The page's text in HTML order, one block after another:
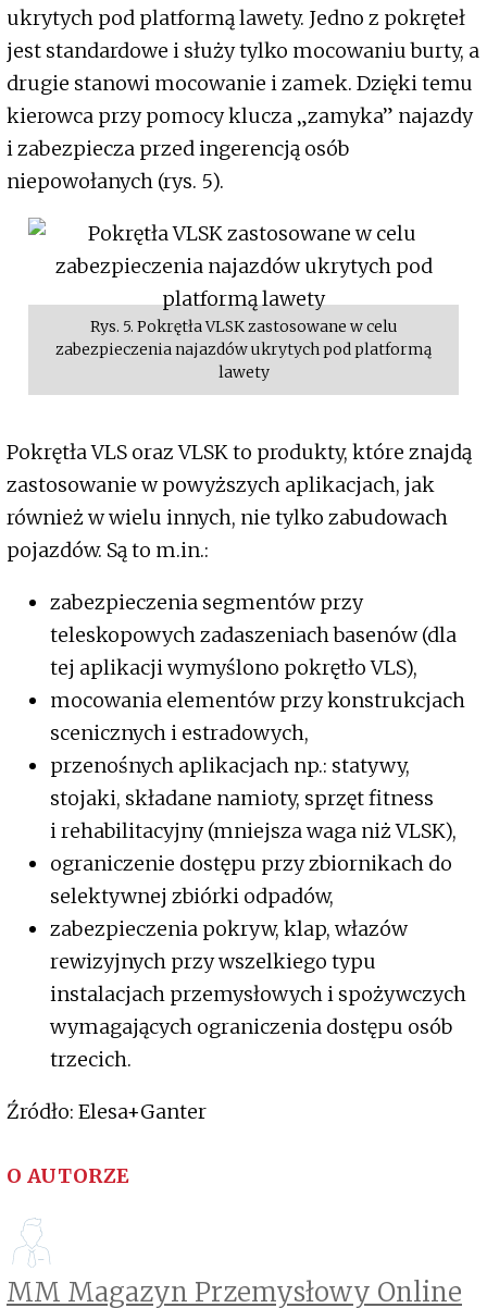
ukrytych pod platformą lawety. Jedno z pokręteł
jest standardowe i służy tylko mocowaniu burty, a
drugie stanowi mocowanie i zamek. Dzięki temu
kierowca przy pomocy klucza „zamyka” najazdy
i zabezpiecza przed ingerencją osób
niepowołanych (rys. 5).
Rys. 5. Pokrętła VLSK zastosowane w celu
zabezpieczenia najazdów ukrytych pod platformą
lawety
Pokrętła VLS oraz VLSK to produkty, które znajdą
zastosowanie w powyższych aplikacjach, jak
również w wielu innych, nie tylko zabudowach
pojazdów. Są to m.in.:
zabezpieczenia segmentów przy
teleskopowych zadaszeniach basenów (dla
tej aplikacji wymyślono pokrętło VLS),
mocowania elementów przy konstrukcjach
scenicznych i estradowych,
przenośnych aplikacjach np.: statywy,
stojaki, składane namioty, sprzęt fitness
i rehabilitacyjny (mniejsza waga niż VLSK),
ograniczenie dostępu przy zbiornikach do
selektywnej zbiórki odpadów,
zabezpieczenia pokryw, klap, włazów
rewizyjnych przy wszelkiego typu
instalacjach przemysłowych i spożywczych
wymagających ograniczenia dostępu osób
trzecich.
Źródło: Elesa+Ganter
O AUTORZE
MM Magazyn Przemysłowy Online